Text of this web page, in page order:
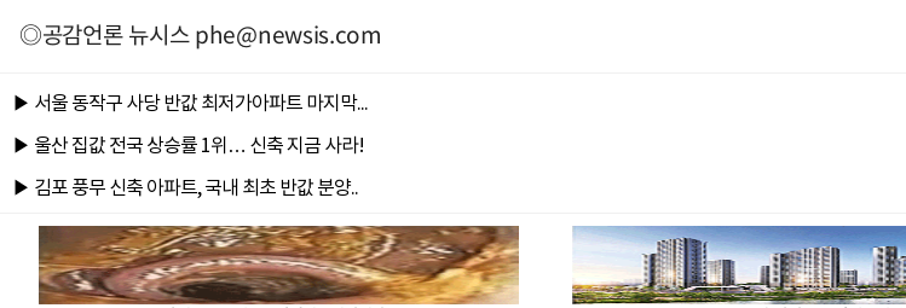
◎공감언론 뉴시스phe@newsis.com